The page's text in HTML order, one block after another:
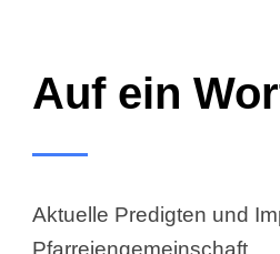
Auf ein
Aktuelle Predigten und
Pfarreiengemeinschaft